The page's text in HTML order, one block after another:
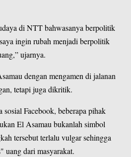
di NTT bahwasanya berpolitik
ingin rubah menjadi berpolitik
ujarnya.
dengan mengamen di jalanan
tetapi juga dikritik.
Facebook, beberapa pihak
El Asamau bukanlah simbol
tersebut terlalu vulgar sehingga
uang dari masyarakat.